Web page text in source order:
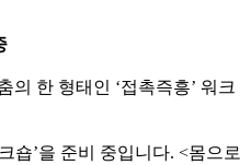
의 한 형태인 ‘접촉즉흥’ 워크
숍’을 준비 중입니다. <몸으로